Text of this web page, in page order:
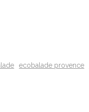
ecobalade provence